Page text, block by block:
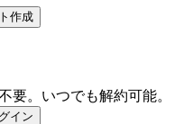
作成
要。いつでも解約可能。
イン